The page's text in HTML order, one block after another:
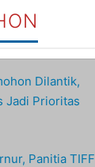
Dilantik,
Jadi Prioritas
Panitia TIFF